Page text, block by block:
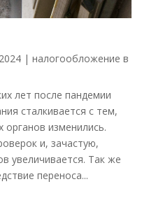
| налогообложение в
лет после пандемии
сталкивается с тем,
органов изменились.
и, зачастую,
увеличивается. Так же
переноса...